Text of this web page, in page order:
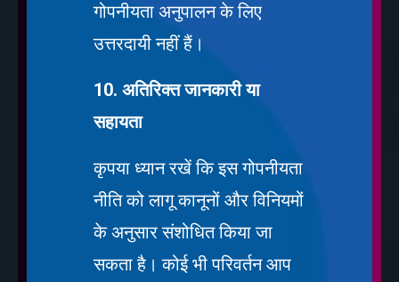
गोपनीयता अनुपालन के लिए
उत्तरदायी नहीं हैं।
10. अतिरिक्त जानकारी या
सहायता
कृपया ध्यान रखें कि इस गोपनीयता
नीति को लागू कानूनों और विनियमों
के अनुसार संशोधित किया जा
सकता है। कोई भी परिवर्तन आप